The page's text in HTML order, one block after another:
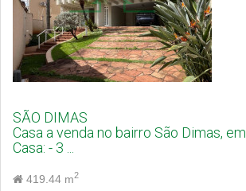
SÃO DIMAS
Casa a venda no bairro São Dimas,
Casa: - 3 ...
419.44 m2